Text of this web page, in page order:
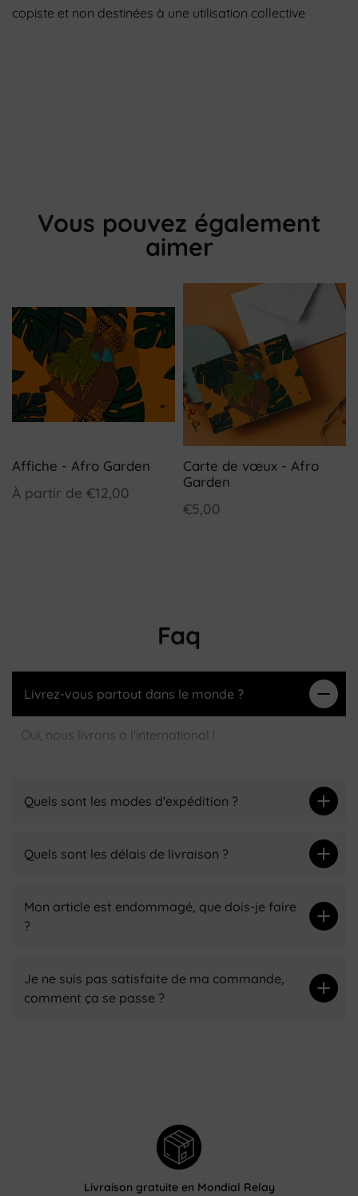
copiste et non destinées à une utilisation collective
Vous pouvez également
aimer
Affiche - Afro Garden
À partir de €12,00
Carte de vœux - Afro
Garden
€5,00
Faq
Livrez-vous partout dans le monde ?
Oui, nous livrons à l'international !
Quels sont les modes d'expédition ?
Quels sont les délais de livraison ?
Mon article est endommagé, que dois-je faire
?
Je ne suis pas satisfaite de ma commande,
comment ça se passe ?
Livraison gratuite en Mondial Relay